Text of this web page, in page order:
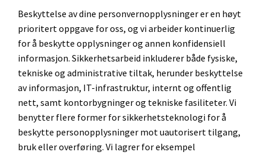
Beskyttelse av dine personvernopplysninger er en høyt
prioritert oppgave for oss, og vi arbeider kontinuerlig
for å beskytte opplysninger og annen konfidensiell
informasjon. Sikkerhetsarbeid inkluderer både fysiske,
tekniske og administrative tiltak, herunder beskyttelse
av informasjon, IT-infrastruktur, internt og offentlig
nett, samt kontorbygninger og tekniske fasiliteter. Vi
benytter flere former for sikkerhetsteknologi for å
beskytte personopplysninger mot uautorisert tilgang,
bruk eller overføring. Vi lagrer for eksempel